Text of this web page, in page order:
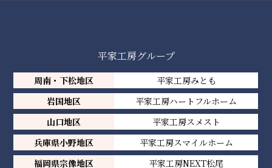
平家工房グループ
周南・下松地区
平家工房みとも
岩国地区
平家工房ハートフルホーム
山口地区
平家工房スメスト
兵庫県小野地区
平家工房スマイルホーム
福岡県宗像地区
平家工房NEXT松尾